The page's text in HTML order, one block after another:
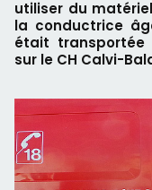
utiliser du
la conductrice
était transportée
sur le CH Calvi-